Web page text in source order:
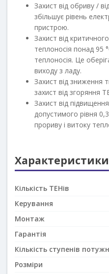
Захист від обриву /
збільшує рівень
пристрою.
Захист від
теплоносія понад 95
теплоносія. Це
виходу з ладу.
Захист від зниження
захист від згоряння
Захист від
допустимого рівня
прориву і витоку
Характеристики
Кількість ТЕНів
Керування
Монтаж
Гарантія
Кількість ступенів
Розміри